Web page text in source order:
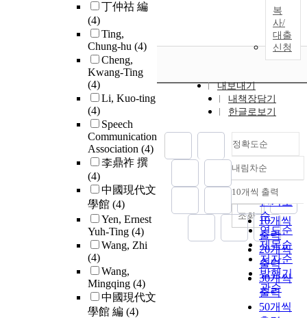
丁仲祜 編
(4)
Ting,
Chung-hu (4)
Cheng,
Kwang-Ting
(4)
Li, Kuo-ting
(4)
Speech
Communication
Association (4)
李鼎祚 撰
(4)
中國現代文
學館 (4)
Yen, Ernest
Yuh-Ting (4)
Wang, Zhi
(4)
Wang,
Mingqing (4)
中國現代文
學館 編 (4)
복
사/
대출
신청
내보내기
내책장담기
한글로보기
정확도순
정확도
순
인기도
순
연도순
제목순
저자순
발행기
관순
내림차순
내림차순
10개씩 출력
10개씩
출력
20개씩
출력
30개씩
출력
50개씩
조회